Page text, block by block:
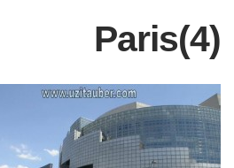
Paris(4)